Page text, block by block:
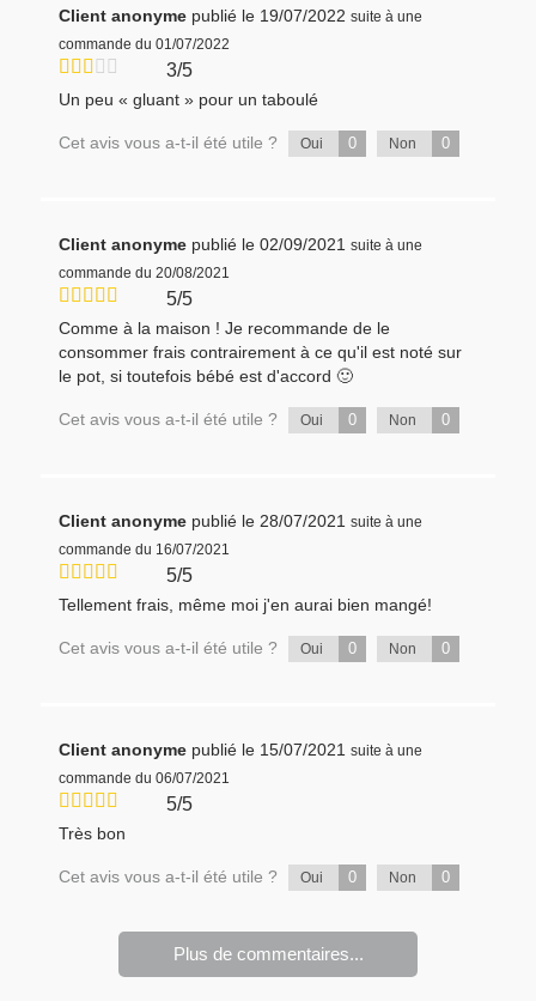
Client anonyme publié le 19/07/2022 suite à une
commande du 01/07/2022
3/5
Un peu « gluant » pour un taboulé
Cet avis vous a-t-il été utile ? Oui 0 Non 0
Client anonyme publié le 02/09/2021 suite à une
commande du 20/08/2021
5/5
Comme à la maison ! Je recommande de le
consommer frais contrairement à ce qu'il est noté sur
le pot, si toutefois bébé est d'accord 🙂
Cet avis vous a-t-il été utile ? Oui 0 Non 0
Client anonyme publié le 28/07/2021 suite à une
commande du 16/07/2021
5/5
Tellement frais, même moi j'en aurai bien mangé!
Cet avis vous a-t-il été utile ? Oui 0 Non 0
Client anonyme publié le 15/07/2021 suite à une
commande du 06/07/2021
5/5
Très bon
Cet avis vous a-t-il été utile ? Oui 0 Non 0
Plus de commentaires...